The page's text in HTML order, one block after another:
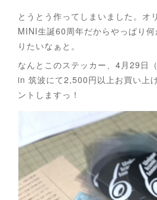
とうとう作ってしまいました。オ
MINI生誕60周年だからやっぱり何
りたいなぁと。
なんとこのステッカー、4月29日
in 筑波にて2,500円以上お買い上
ントしますっ！